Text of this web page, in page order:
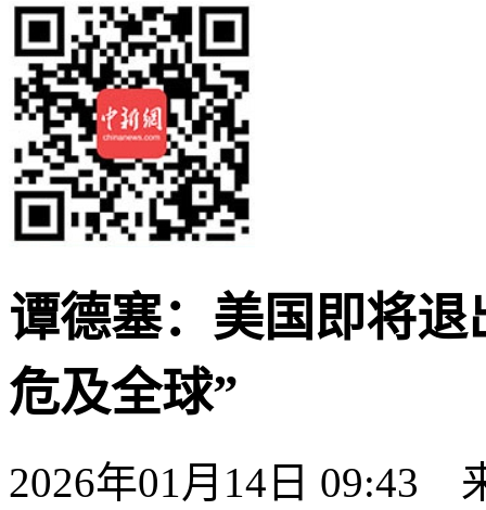
谭德塞：美国即将
危及全球”
2026年01月14日 09:43